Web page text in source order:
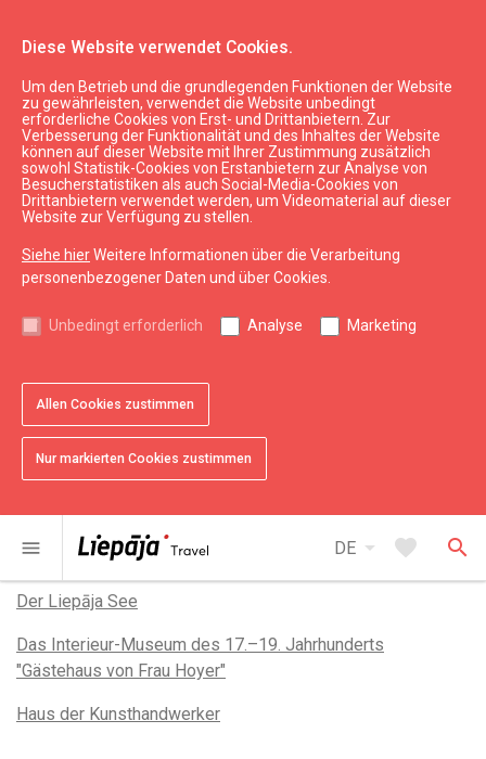
Diese Website verwendet Cookies.
Um den Betrieb und die grundlegenden Funktionen der Website
zu gewährleisten, verwendet die Website unbedingt
erforderliche Cookies von Erst- und Drittanbietern. Zur
Verbesserung der Funktionalität und des Inhaltes der Website
können auf dieser Website mit Ihrer Zustimmung zusätzlich
sowohl Statistik-Cookies von Erstanbietern zur Analyse von
Besucherstatistiken als auch Social-Media-Cookies von
Drittanbietern verwendet werden, um Videomaterial auf dieser
Website zur Verfügung zu stellen.
Siehe hierWeitere Informationen über die Verarbeitung
personenbezogener Daten und über Cookies.
Unbedingt erforderlich Analyse Marketing
Allen Cookies zustimmen
Nur markierten Cookies zustimmen
menu DE arrow_drop_down favorite search
Planen Unterkunft
Apartment-Hotel "White box"
chevron_left
1 von 5
2 von 5
3 von 5
4 von 5
5 von 5
In der Nähe
Der Liepāja See
Das Interieur-Museum des 17.–19. Jahrhunderts
"Gästehaus von Frau Hoyer"
Haus der Kunsthandwerker